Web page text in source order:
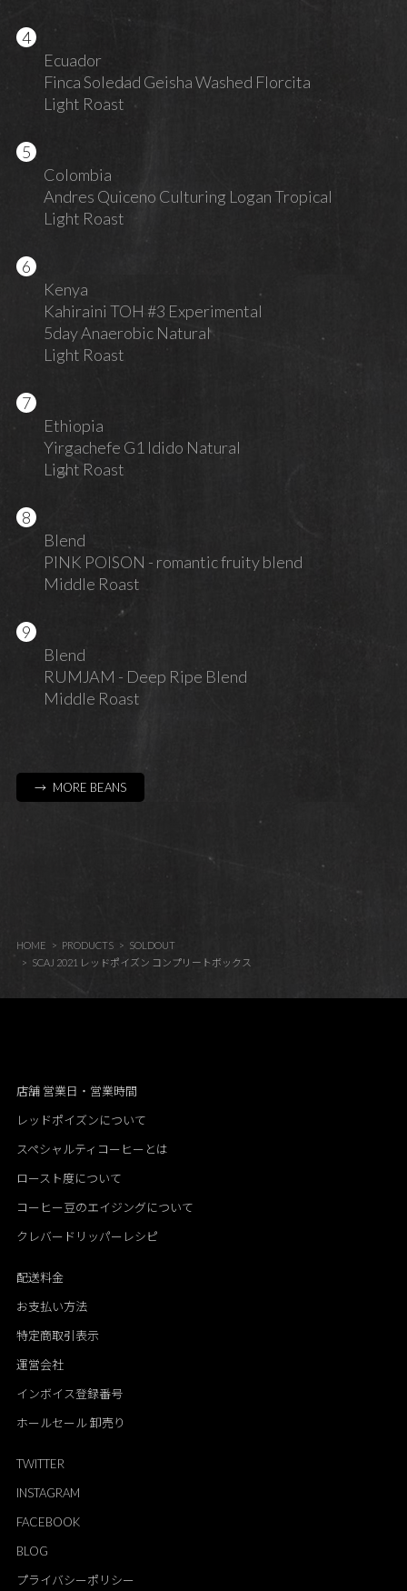
Ecuador
Finca Soledad Geisha Washed Florcita
Light Roast
Colombia
Andres Quiceno Culturing Logan Tropical
Light Roast
Kenya
Kahiraini TOH #3 Experimental
5day Anaerobic Natural
Light Roast
Ethiopia
Yirgachefe G1 Idido Natural
Light Roast
Blend
PINK POISON - romantic fruity blend
Middle Roast
Blend
RUMJAM - Deep Ripe Blend
Middle Roast
→ MORE BEANS
HOME PRODUCTS
SOLDOUT
SCAJ 2021 レッドポイズン コンプリートボックス
店舗 営業日・営業時間
レッドポイズンについて
スペシャルティコーヒーとは
ロースト度について
コーヒー豆のエイジングについて
クレバードリッパーレシピ
配送料金
お支払い方法
特定商取引表示
運営会社
インボイス登録番号
ホールセール 卸売り
TWITTER
INSTAGRAM
FACEBOOK
BLOG
プライバシーポリシー